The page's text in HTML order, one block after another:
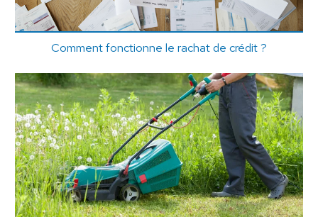
Comment fonctionne le rachat de crédit ?